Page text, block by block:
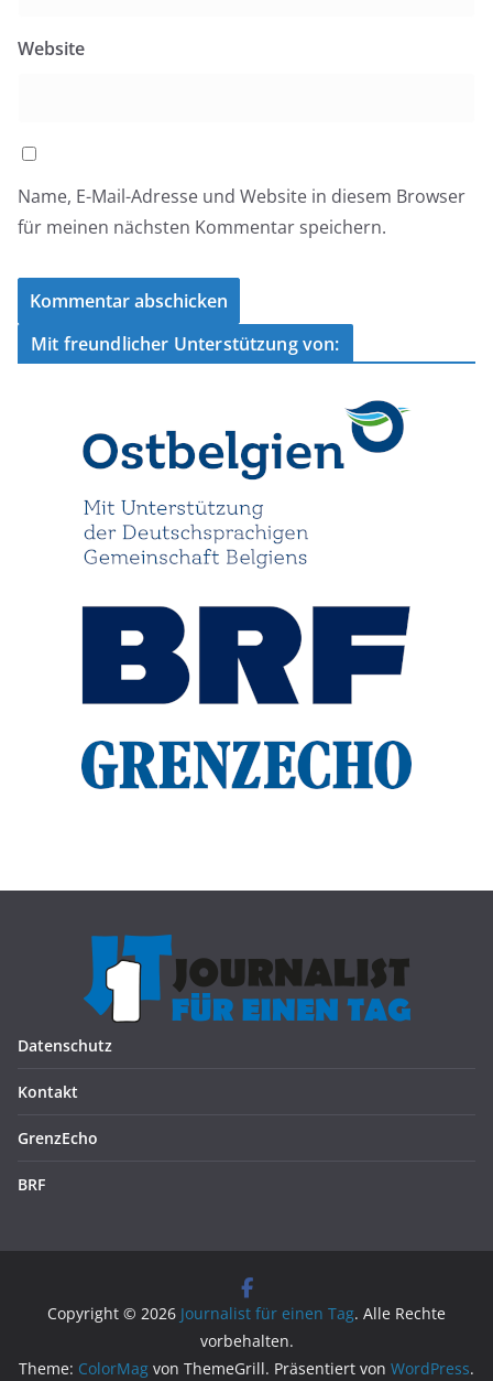
Website
Name, E-Mail-Adresse und Website in diesem Browser
für meinen nächsten Kommentar speichern.
Mit freundlicher Unterstützung von:
Datenschutz
Kontakt
GrenzEcho
BRF
Copyright © 2026 Journalist für einen Tag. Alle Rechte
vorbehalten.
Theme: ColorMag von ThemeGrill. Präsentiert von WordPress.